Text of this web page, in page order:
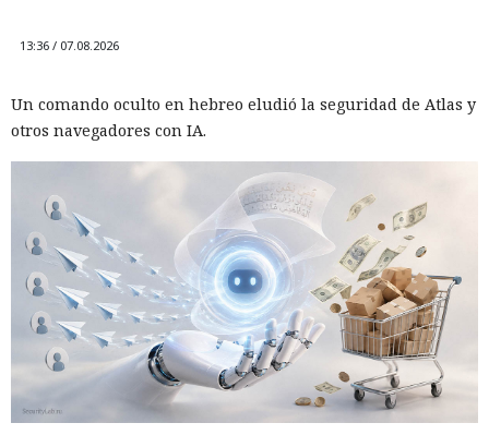
13:36 / 07.08.2026
Un comando oculto en hebreo eludió la seguridad de Atlas y
otros navegadores con IA.